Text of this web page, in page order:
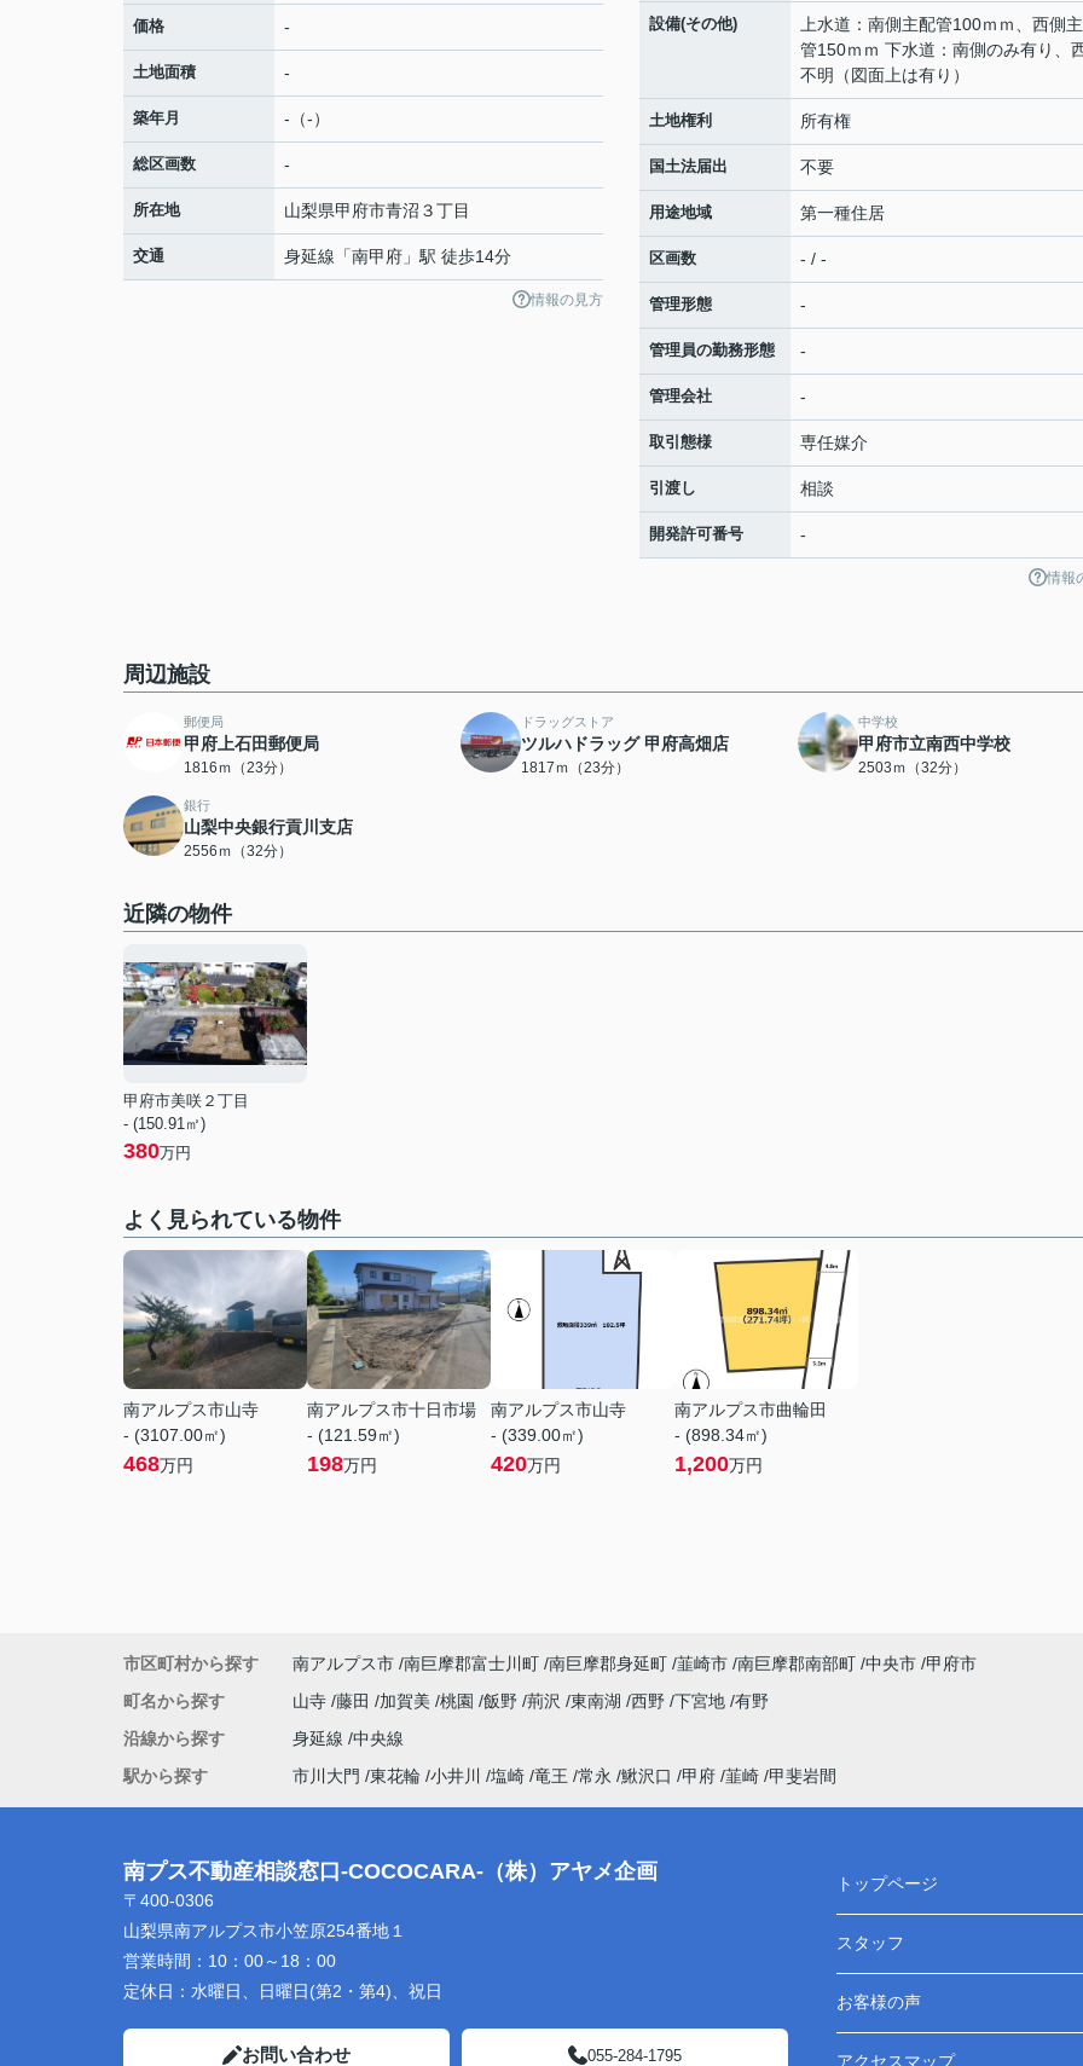
価格 -
土地面積 -
築年月 -（-）
総区画数 -
所在地 山梨県甲府市青沼 ３丁目
交通 身延線 「南甲府 」駅 徒歩14分
情報の見方
設備(その他)
上水道：南側主配管100ｍｍ、西側
管150ｍｍ 下水道：南側のみ有り、
不明（図面上は有り）
土地権利 所有権
国土法届出 不要
用途地域 第一種住居
区画数 - / -
管理形態 -
管理員の勤務形態 -
管理会社 -
取引態様 専任媒介
引渡し 相談
開発許可番号 -
情報
周辺施設
郵便局
甲府上石田郵便局
1816ｍ（23分）
ドラッグストア
ツルハドラッグ 甲府高畑店
1817ｍ（23分）
中学校
甲府市立南西中学校
2503ｍ（32分）
銀行
山梨中央銀行貢川支店
2556ｍ（32分）
近隣の物件
甲府市美咲２丁目
- (150.91㎡)
380万円
よく見られている物件
南アルプス市山寺
- (3107.00㎡)
468万円
南アルプス市十日市場
- (121.59㎡)
198万円
南アルプス市山寺
- (339.00㎡)
420万円
南アルプス市曲輪田
- (898.34㎡)
1,200万円
市区町村から探す 南アルプス市 南巨摩郡富士川町 南巨摩郡身延町 韮崎市 南巨摩郡南部町 中央市 甲府市
町名から探す
山寺 藤田 加賀美 桃園 飯野 荊沢 東南湖 西野 下宮地 有野
沿線から探す
身延線 中央線
駅から探す
市川大門 東花輪 小井川 塩崎 竜王 常永 鰍沢口 甲府 韮崎 甲斐岩間
南プス不動産相談窓口-COCOCARA-（株）アヤメ企画
〒400-0306
山梨県南アルプス市小笠原254番地１
営業時間： 10：00～18：00
定休日： 水曜日、日曜日(第2・第4)、祝日
お問い合わせ 055-284-1795
トップページ
スタッフ
お客様の声
アクセスマップ